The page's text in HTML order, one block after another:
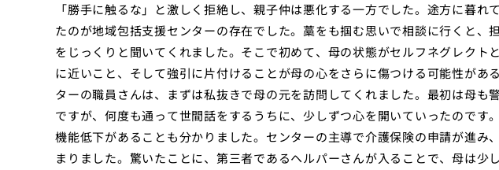
「勝手に触るな」と激しく拒絶し、親子仲は悪化する一方でした。途方に暮れ
たのが地域包括支援センターの存在でした。藁をも掴む思いで相談に行くと、
をじっくりと聞いてくれました。そこで初めて、母の状態がセルフネグレクト
に近いこと、そして強引に片付けることが母の心をさらに傷つける可能性があ
ターの職員さんは、まずは私抜きで母の元を訪問してくれました。最初は母も
ですが、何度も通って世間話をするうちに、少しずつ心を開いていったのです
機能低下があることも分かりました。センターの主導で介護保険の申請が進み
まりました。驚いたことに、第三者であるヘルパーさんが入ることで、母は少